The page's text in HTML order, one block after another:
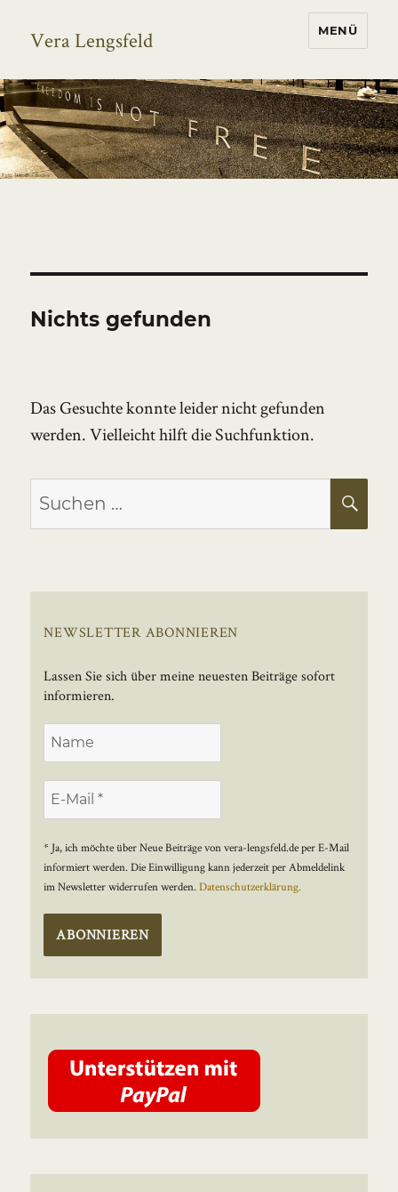
Vera Lengsfeld MENÜ
Nichts gefunden
Das Gesuchte konnte leider nicht gefunden
werden. Vielleicht hilft die Suchfunktion.
Suchen
nach:
NEWSLETTER ABONNIEREN
Lassen Sie sich über meine neuesten Beiträge sofort
informieren.
* Ja, ich möchte über Neue Beiträge von vera-lengsfeld.de per E-Mail
informiert werden. Die Einwilligung kann jederzeit per Abmeldelink
im Newsletter widerrufen werden.Datenschutzerklärung.